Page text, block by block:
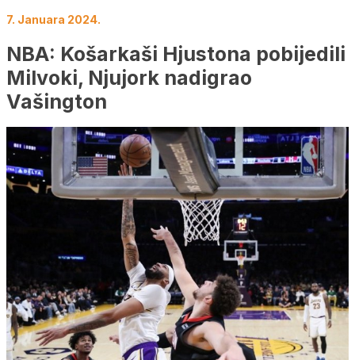
7. Januara 2024.
NBA: Košarkaši Hjustona pobijedili
Milvoki, Njujork nadigrao
Vašington